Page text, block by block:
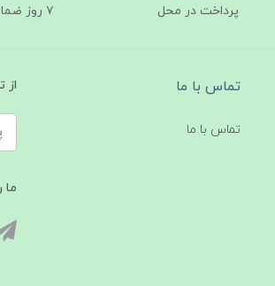
پرداخت در محل ۷ روز ضمانت بازگشت
تماس با ما
تماس با ما
از
ما